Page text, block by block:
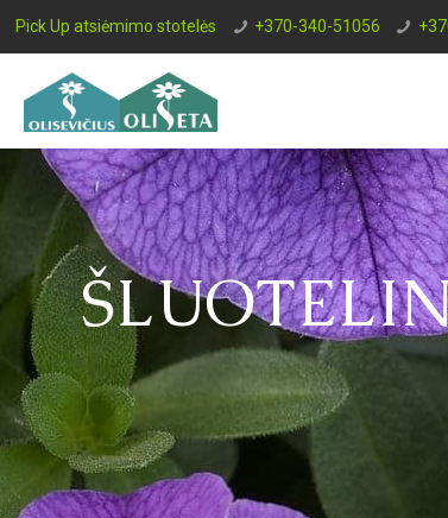
Pick Up atsiėmimo stotelės +370-340-51056